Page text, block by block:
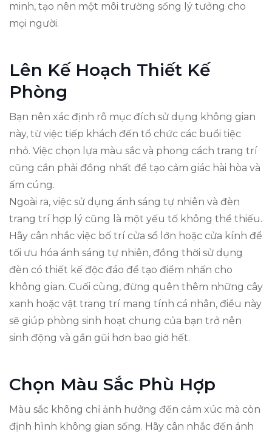
minh, tạo nên một môi trường sống lý tưởng cho
mọi người.
Lên Kế Hoạch Thiết Kế
Phòng
Bạn nên xác định rõ mục đích sử dụng không gian
này, từ việc tiếp khách đến tổ chức các buổi tiệc
nhỏ. Việc chọn lựa màu sắc và phong cách trang trí
cũng cần phải đồng nhất để tạo cảm giác hài hòa và
ấm cúng.
Ngoài ra, việc sử dụng ánh sáng tự nhiên và đèn
trang trí hợp lý cũng là một yếu tố không thể thiếu.
Hãy cân nhắc việc bố trí cửa sổ lớn hoặc cửa kính để
tối ưu hóa ánh sáng tự nhiên, đồng thời sử dụng
đèn có thiết kế độc đáo để tạo điểm nhấn cho
không gian. Cuối cùng, đừng quên thêm những cây
xanh hoặc vật trang trí mang tính cá nhân, điều này
sẽ giúp phòng sinh hoạt chung của bạn trở nên
sinh động và gần gũi hơn bao giờ hết.
Chọn Màu Sắc Phù Hợp
Màu sắc không chỉ ảnh hưởng đến cảm xúc mà còn
định hình không gian sống. Hãy cân nhắc đến ánh